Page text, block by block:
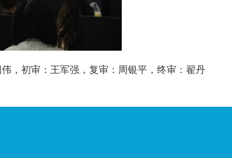
，初审：王军强，复审：周银平，终审：翟丹